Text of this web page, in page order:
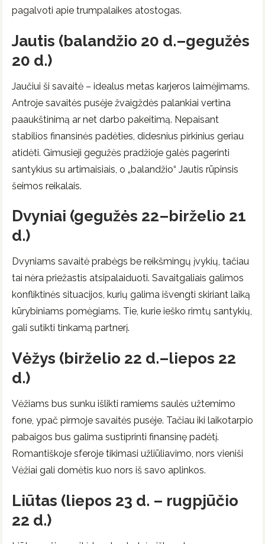
pagalvoti apie trumpalaikes atostogas.
Jautis (balandžio 20 d.–gegužės
20 d.)
Jaučiui ši savaitė – idealus metas karjeros laimėjimams.
Antroje savaitės pusėje žvaigždės palankiai vertina
paaukštinimą ar net darbo pakeitimą. Nepaisant
stabilios finansinės padėties, didesnius pirkinius geriau
atidėti. Gimusieji gegužės pradžioje galės pagerinti
santykius su artimaisiais, o „balandžio“ Jautis rūpinsis
šeimos reikalais.
Dvyniai (gegužės 22–birželio 21
d.)
Dvyniams savaitė prabėgs be reikšmingų įvykių, tačiau
tai nėra priežastis atsipalaiduoti. Savaitgaliais galimos
konfliktinės situacijos, kurių galima išvengti skiriant laiką
kūrybiniams pomėgiams. Tie, kurie ieško rimtų santykių,
gali sutikti tinkamą partnerį.
Vėžys (birželio 22 d.–liepos 22
d.)
Vėžiams bus sunku išlikti ramiems saulės užtemimo
fone, ypač pirmoje savaitės pusėje. Tačiau iki laikotarpio
pabaigos bus galima sustiprinti finansinę padėtį.
Romantiškoje sferoje tikimasi užliūliavimo, nors vieniši
Vėžiai gali domėtis kuo nors iš savo aplinkos.
Liūtas (liepos 23 d. – rugpjūčio
22 d.)